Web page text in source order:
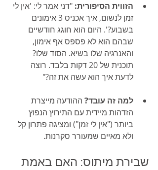
הזווית הסיפורית: "דני אמר לי: 'אין לי
זמן לנשום, איך אכניס 3 אימונים
בשבוע?'. היום הוא חוגג חודשיים
שבהם הוא לא פספס אף אימון,
והאנרגיה שלו בשיא. הסוד שלו?
תוכנית של 20 דקות בלבד. רוצה
לדעת איך הוא עשה את זה?"
למה זה עובד? ההודעה מייצרת
הזדהות מיידית עם התירוץ הנפוץ
ביותר ("אין לי זמן") ומציגה פתרון קל
ולא מאיים שמעורר סקרנות.
שבירת מיתוס: האם באמת